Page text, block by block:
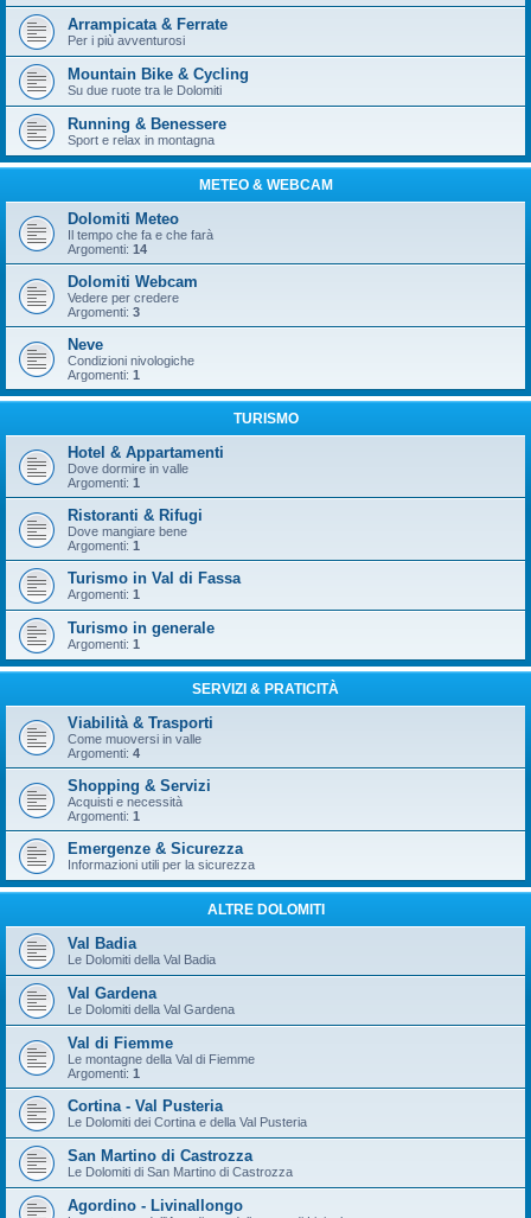
Arrampicata & Ferrate
Per i più avventurosi
Mountain Bike & Cycling
Su due ruote tra le Dolomiti
Running & Benessere
Sport e relax in montagna
METEO & WEBCAM
Dolomiti Meteo
Il tempo che fa e che farà
Argomenti: 14
Dolomiti Webcam
Vedere per credere
Argomenti: 3
Neve
Condizioni nivologiche
Argomenti: 1
TURISMO
Hotel & Appartamenti
Dove dormire in valle
Argomenti: 1
Ristoranti & Rifugi
Dove mangiare bene
Argomenti: 1
Turismo in Val di Fassa
Argomenti: 1
Turismo in generale
Argomenti: 1
SERVIZI & PRATICITÀ
Viabilità & Trasporti
Come muoversi in valle
Argomenti: 4
Shopping & Servizi
Acquisti e necessità
Argomenti: 1
Emergenze & Sicurezza
Informazioni utili per la sicurezza
ALTRE DOLOMITI
Val Badia
Le Dolomiti della Val Badia
Val Gardena
Le Dolomiti della Val Gardena
Val di Fiemme
Le montagne della Val di Fiemme
Argomenti: 1
Cortina - Val Pusteria
Le Dolomiti dei Cortina e della Val Pusteria
San Martino di Castrozza
Le Dolomiti di San Martino di Castrozza
Agordino - Livinallongo